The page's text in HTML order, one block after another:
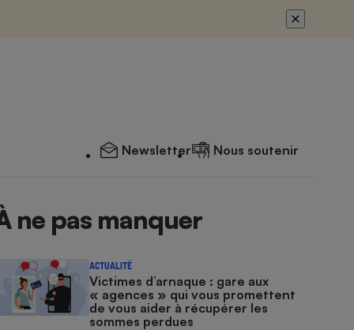
Newsletter Nous soutenir
ne pas manquer
ACTUALITÉ
Victimes d’arnaque : gare aux
« agences » qui vous promettent
de vous aider à récupérer les
sommes perdues